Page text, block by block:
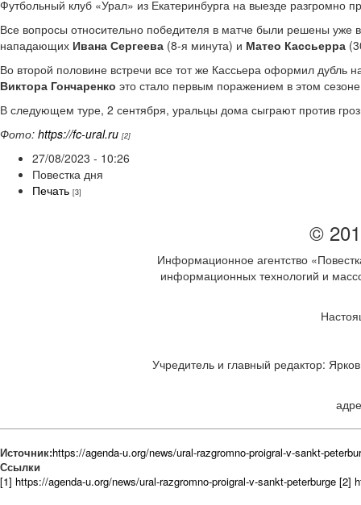
Футбольный клуб «Урал» из Екатеринбурга на выезде разгромно
Все вопросы относительно победителя в матче были решены уже
нападающих Ивана Сергеева (8-я минута) и Матео Кассьерра
Во второй половине встречи все тот же Кассьера оформил дубль
Виктора Гончаренко это стало первым поражением в этом
В следующем туре, 2 сентября, уральцы дома сыграют против
Фото: https://fc-ural.ru [2]
27/08/2023 - 10:26
Повестка дня
Печать [3]
©
Информационное агентство
информационных технологий и
Учредитель и главный редактор:
Источник:https://agenda-u.org/news/ural-razgromno-proigral-v-sankt-
Ссылки
[1] https://agenda-u.org/news/ural-razgromno-proigral-v-sankt-peterburge [2]